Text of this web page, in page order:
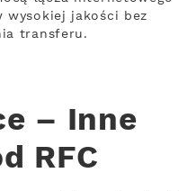
wysokiej jakości bez
transferu.
– Inne
RFC